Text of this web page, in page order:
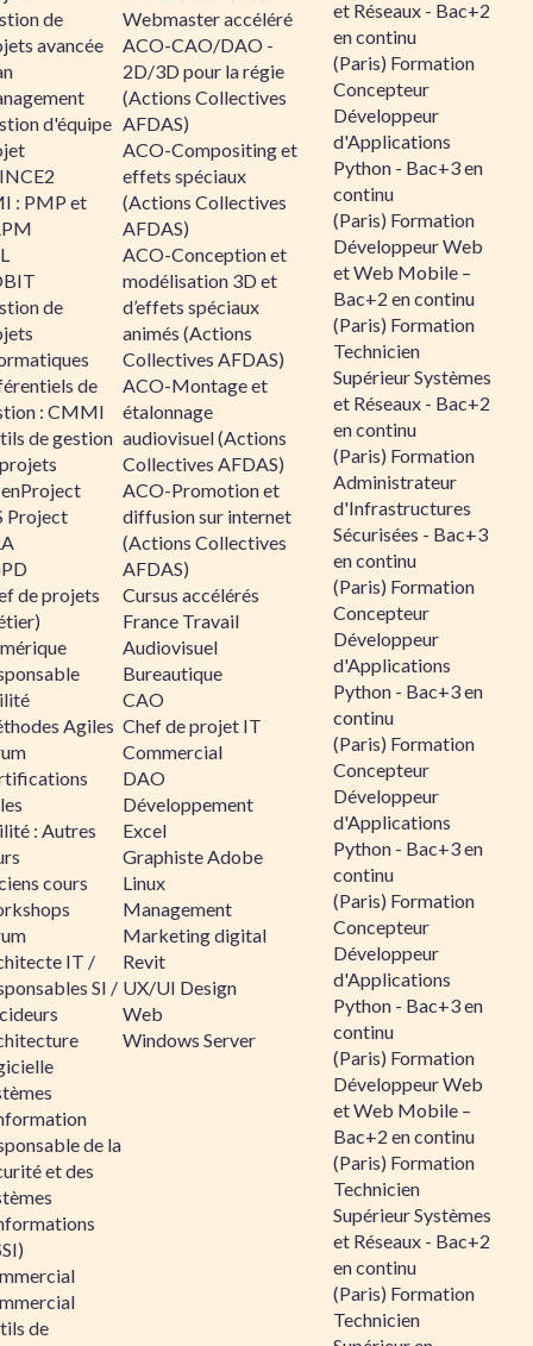
de
avancée
d'équipe
: PMP et
de
de
: CMMI
de gestion
Project
de projets
Agiles
: Autres
cours
IT /
SI /
de la
et des
de
Webmaster accéléré
ACO-CAO/DAO -
2D/3D pour la régie
(Actions Collectives
AFDAS)
ACO-Compositing et
effets spéciaux
(Actions Collectives
AFDAS)
ACO-Conception et
modélisation 3D et
d’effets spéciaux
animés (Actions
Collectives AFDAS)
ACO-Montage et
étalonnage
audiovisuel (Actions
Collectives AFDAS)
ACO-Promotion et
diffusion sur internet
(Actions Collectives
AFDAS)
Cursus accélérés
France Travail
Audiovisuel
Bureautique
CAO
Chef de projet IT
Commercial
DAO
Développement
Excel
Graphiste Adobe
Linux
Management
Marketing digital
Revit
UX/UI Design
Web
Windows Server
et Réseaux - Bac+2
en continu
(Paris) Formation
Concepteur
Développeur
d'Applications
Python - Bac+3 en
continu
(Paris) Formation
Développeur Web
et Web Mobile –
Bac+2 en continu
(Paris) Formation
Technicien
Supérieur Systèmes
et Réseaux - Bac+2
en continu
(Paris) Formation
Administrateur
d'Infrastructures
Sécurisées - Bac+3
en continu
(Paris) Formation
Concepteur
Développeur
d'Applications
Python - Bac+3 en
continu
(Paris) Formation
Concepteur
Développeur
d'Applications
Python - Bac+3 en
continu
(Paris) Formation
Concepteur
Développeur
d'Applications
Python - Bac+3 en
continu
(Paris) Formation
Développeur Web
et Web Mobile –
Bac+2 en continu
(Paris) Formation
Technicien
Supérieur Systèmes
et Réseaux - Bac+2
en continu
(Paris) Formation
Technicien